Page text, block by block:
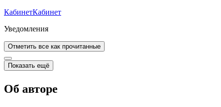
КабинетКабинет
Уведомления
Отметить все как прочитанные
Показать ещё
Об авторе